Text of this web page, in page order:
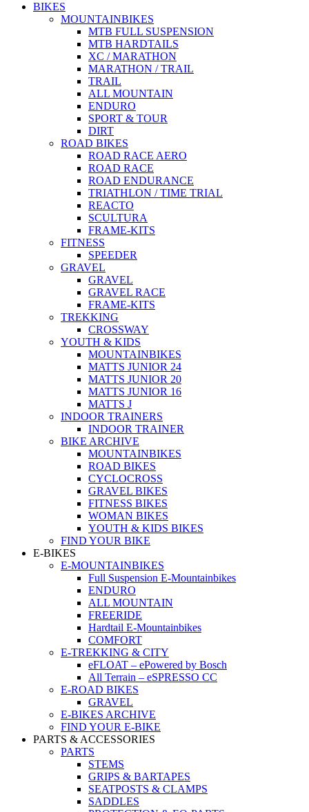
BIKES
MOUNTAINBIKES
MTB FULL SUSPENSION
MTB HARDTAILS
XC / MARATHON
MARATHON / TRAIL
TRAIL
ALL MOUNTAIN
ENDURO
SPORT & TOUR
DIRT
ROAD BIKES
ROAD RACE AERO
ROAD RACE
ROAD ENDURANCE
TRIATHLON / TIME TRIAL
REACTO
SCULTURA
FRAME-KITS
FITNESS
SPEEDER
GRAVEL
GRAVEL
GRAVEL RACE
FRAME-KITS
TREKKING
CROSSWAY
YOUTH & KIDS
MOUNTAINBIKES
MATTS JUNIOR 24
MATTS JUNIOR 20
MATTS JUNIOR 16
MATTS J
INDOOR TRAINERS
INDOOR TRAINER
BIKE ARCHIVE
MOUNTAINBIKES
ROAD BIKES
CYCLOCROSS
GRAVEL BIKES
FITNESS BIKES
WOMAN BIKES
YOUTH & KIDS BIKES
FIND YOUR BIKE
E-BIKES
E-MOUNTAINBIKES
Full Suspension E-Mountainbikes
ENDURO
ALL MOUNTAIN
FREERIDE
Hardtail E-Mountainbikes
COMFORT
E-TREKKING & CITY
eFLOAT – ePowered by Bosch
All Terrain – eSPRESSO CC
E-ROAD BIKES
GRAVEL
E-BIKES ARCHIVE
FIND YOUR E-BIKE
PARTS & ACCESSORIES
PARTS
STEMS
GRIPS & BARTAPES
SEATPOSTS & CLAMPS
SADDLES